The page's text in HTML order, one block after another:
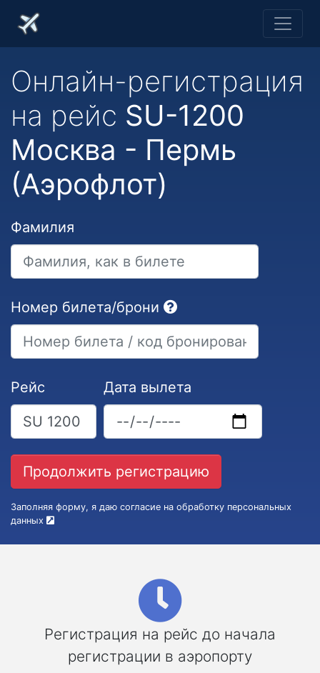
Онлайн-регистрация
на рейс SU-1200
Москва - Пермь
(Аэрофлот)
Фамилия
Номер билета/брони
Рейс Дата вылета
Заполняя форму, я даю согласие на обработку персональных
данных
Регистрация на рейс до начала
регистрации в аэропорту